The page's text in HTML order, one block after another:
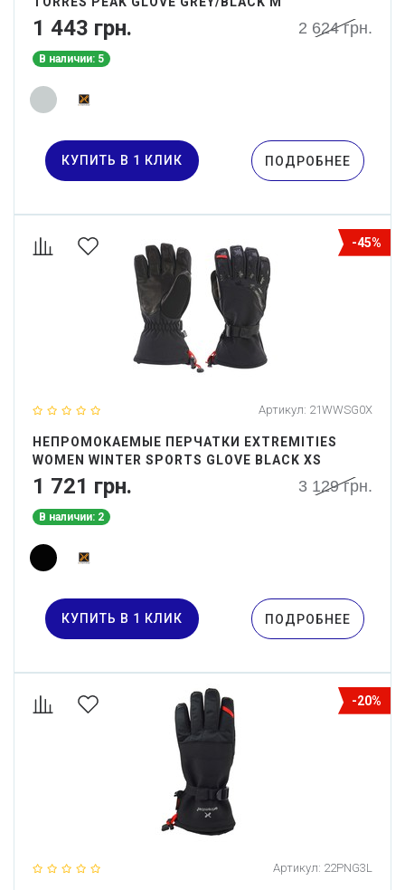
1 443 грн. 2 624 грн.
В наличии: 5
КУПИТЬ В 1 КЛИК ПОДРОБНЕЕ
-45%
Артикул: 21WWSG0X
НЕПРОМОКАЕМЫЕ ПЕРЧАТКИ EXTREMITIES
WOMEN WINTER SPORTS GLOVE BLACK XS
1 721 грн. 3 129 грн.
В наличии: 2
КУПИТЬ В 1 КЛИК ПОДРОБНЕЕ
-20%
Артикул: 22PNG3L